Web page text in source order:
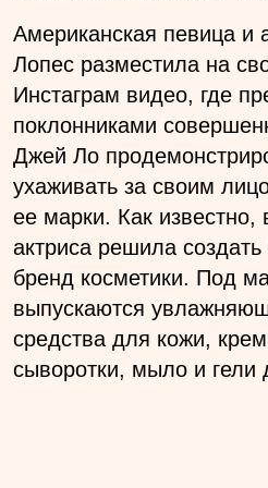
Американская певица и
Лопес разместила на
Инстаграм видео, где
поклонниками
Джей Ло
ухаживать за своим
ее марки. Как
актриса решила
бренд косметики. Под
выпускаются
средства для кожи,
сыворотки, мыло и гели